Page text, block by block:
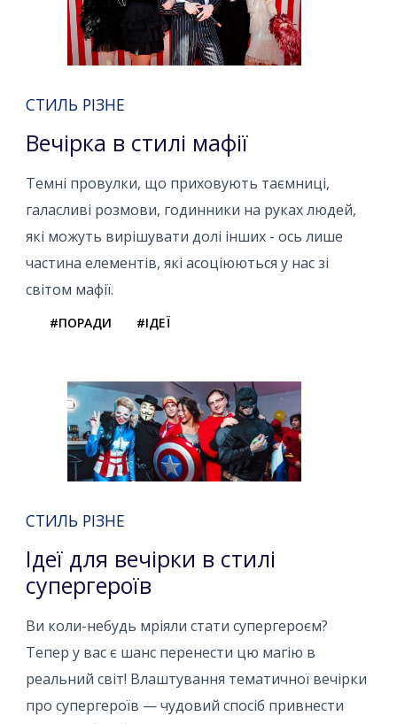
СТИЛЬ РІЗНЕ
Вечірка в стилі мафії
Темні провулки, що приховують таємниці,
галасливі розмови, годинники на руках людей,
які можуть вирішувати долі інших - ось лише
частина елементів, які асоціюються у нас зі
світом мафії.
#ПОРАДИ #ІДЕЇ
СТИЛЬ РІЗНЕ
Ідеї для вечірки в стилі
супергероїв
Ви коли-небудь мріяли стати супергероєм?
Тепер у вас є шанс перенести цю магію в
реальний світ! Влаштування тематичної вечірки
про супергероїв — чудовий спосіб привнести